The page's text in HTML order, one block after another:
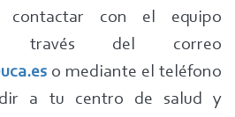
contactar con el equipo
través del correo
o mediante el teléfono
a tu centro de salud y